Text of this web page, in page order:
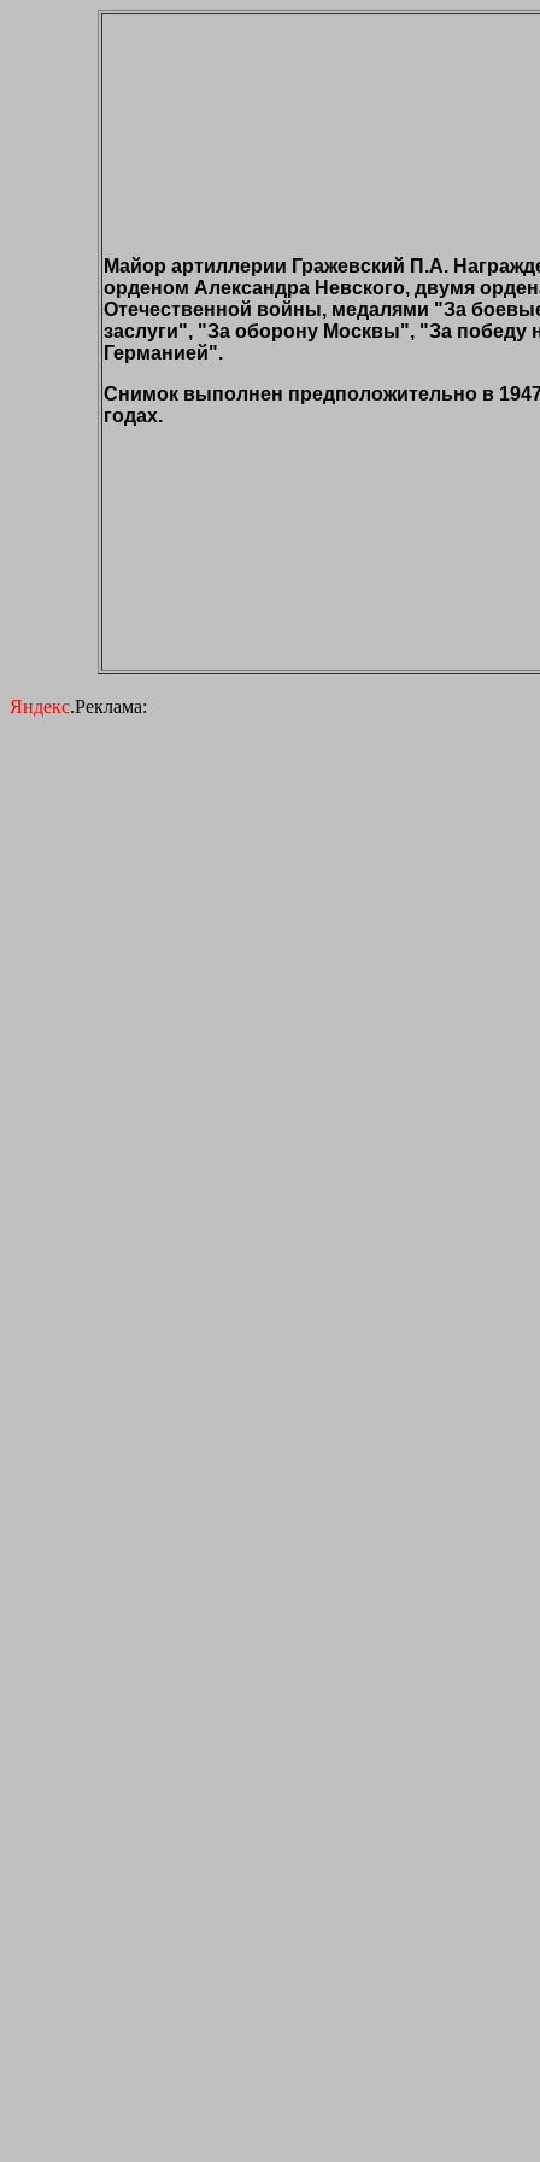
Майор артиллерии Гражевский П.А.
орденом Александра Невского, двумя
Отечественной войны, медалями "За
заслуги", "За оборону Москвы", "За победу
Германией".
Снимок выполнен предположительно в
годах.
Яндекс.Реклама: